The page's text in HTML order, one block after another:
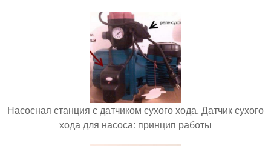
Насосная станция с датчиком сухого хода. Датчик сухого
хода для насоса: принцип работы